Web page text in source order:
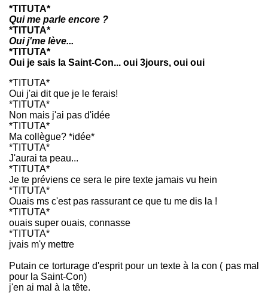
*TITUTA*
Qui me parle encore ?
*TITUTA*
Oui j'me lève...
*TITUTA*
Oui je sais la Saint-Con... oui 3jours, oui oui
*TITUTA*
Oui j'ai dit que je le ferais!
*TITUTA*
Non mais j'ai pas d'idée
*TITUTA*
Ma collègue? *idée*
*TITUTA*
J'aurai ta peau...
*TITUTA*
Je te préviens ce sera le pire texte jamais vu hein
*TITUTA*
Ouais ms c'est pas rassurant ce que tu me dis la !
*TITUTA*
ouais super ouais, connasse
*TITUTA*
jvais m'y mettre
Putain ce torturage d'esprit pour un texte à la con ( pas mal
pour la Saint-Con)
j'en ai mal à la tête.